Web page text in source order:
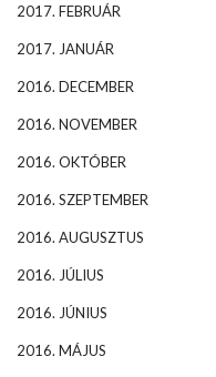
2017. FEBRUÁR
2017. JANUÁR
2016. DECEMBER
2016. NOVEMBER
2016. OKTÓBER
2016. SZEPTEMBER
2016. AUGUSZTUS
2016. JÚLIUS
2016. JÚNIUS
2016. MÁJUS